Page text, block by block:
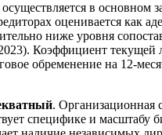
в основном
оценивается как
ниже уровня
Коэффициент
обременение на 12-
. Организационная
специфике и масштабу